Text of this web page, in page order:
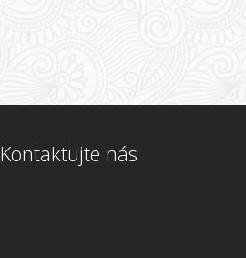
Kontaktujte nás